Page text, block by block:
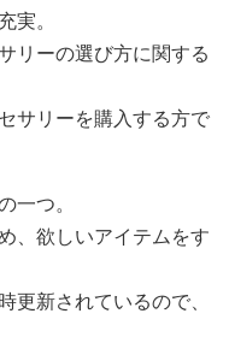
実。
リーの選び方に関する
サリーを購入する方で
一つ。
、欲しいアイテムをす
更新されているので、